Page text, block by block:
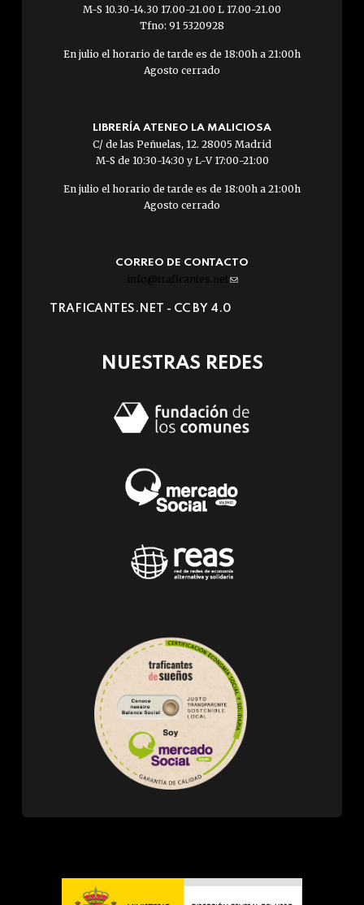
M-S 10.30-14.30 17.00-21.00 L 17.00-21.00
Tfno: 91 5320928
En julio el horario de tarde es de 18:00h a 21:00h
Agosto cerrado
LIBRERÍA ATENEO LA MALICIOSA
C/ de las Peñuelas, 12. 28005 Madrid
M-S de 10:30-14:30 y L-V 17:00-21:00
En julio el horario de tarde es de 18:00h a 21:00h
Agosto cerrado
CORREO DE CONTACTO
info@traficantes.net (link
e-
TRAFICANTES.NET - CC BY 4.0
NUESTRAS REDES